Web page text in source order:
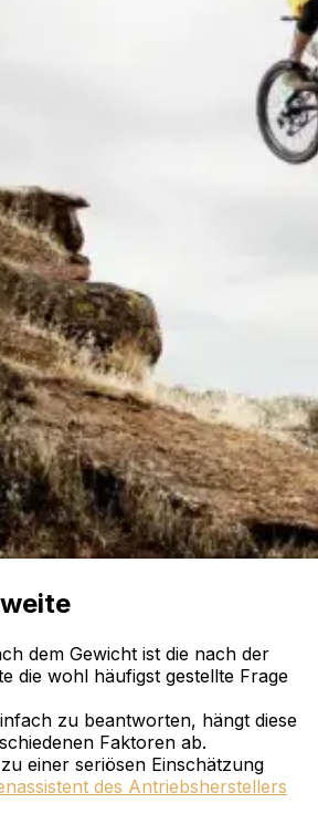
dem Gewicht ist die nach der
die wohl häufigst gestellte Frage
zu beantworten, hängt diese
Faktoren ab.
einer seriösen Einschätzung
des Antriebsherstellers